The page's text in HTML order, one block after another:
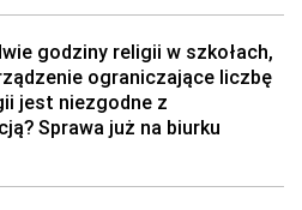
godziny religii w szkołach,
ograniczające liczbę
jest niezgodne z
Sprawa już na biurku